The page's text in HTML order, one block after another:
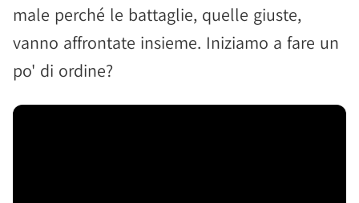
male perché le battaglie, quelle giuste,
vanno affrontate insieme. Iniziamo a fare un
po' di ordine?